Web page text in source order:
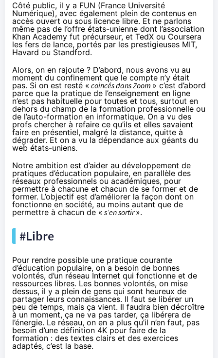
Côté public, il y a FUN (France Université
Numérique), avec également plein de contenus en
accès ouvert ou sous licence libre. Et ne parlons
même pas de l’offre états-unienne dont l’association
Khan Academy fut précurseur, et TedX ou Coursera
les fers de lance, portés par les prestigieuses MIT,
Havard ou Standford.
Alors, on en rajoute ? D’abord, nous avons vu au
moment du confinement que le compte n’y était
pas. Si on est resté « coincés dans Zoom » c’est d’abord
parce que la pratique de l’enseignement en ligne
n’est pas habituelle pour toutes et tous, surtout en
dehors du champ de la formation professionnelle ou
de l’auto-formation en informatique. On a vu des
profs chercher à refaire ce qu’ils et elles savaient
faire en présentiel, malgré la distance, quitte à
dégrader. Et on a vu la dépendance aux géants du
web états-uniens.
Notre ambition est d’aider au développement de
pratiques d’éducation populaire, en parallèle des
réseaux professionnels ou académiques, pour
permettre à chacune et chacun de se former et de
former. L’objectif est d’améliorer la façon dont on
fonctionne en société, au moins autant que de
permettre à chacun de « s’en sortir».
#Libre
Pour rendre possible une pratique courante
d’éducation populaire, on a besoin de bonnes
volontés, d’un réseau Internet qui fonctionne et de
ressources libres. Les bonnes volontés, on mise
dessus, il y a plein de gens qui sont heureux de
partager leurs connaissances. Il faut se libérer un
peu de temps, mais ça vient. Il faudra bien décroître
à un moment, ça ne va pas tarder, ça libérera de
l’énergie. Le réseau, on en a plus qu’il n’en faut, pas
besoin d’une définition 4K pour faire de la
formation : des textes clairs et des exercices
adaptés, c’est la base.